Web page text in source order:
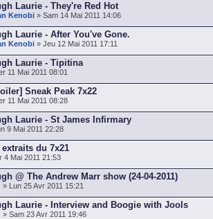
Laurie - They're Red Hot
Kenobi » Sam 14 Mai 2011 14:06
Laurie - After You've Gone.
Kenobi » Jeu 12 Mai 2011 17:11
Laurie - Tipitina
11 Mai 2011 08:01
Sneak Peak 7x22
11 Mai 2011 08:28
Laurie - St James Infirmary
9 Mai 2011 22:28
extraits du 7x21
4 Mai 2011 21:53
@ The Andrew Marr show (24-04-2011)
» Lun 25 Avr 2011 15:21
Laurie - Interview and Boogie with Jools
» Sam 23 Avr 2011 19:46